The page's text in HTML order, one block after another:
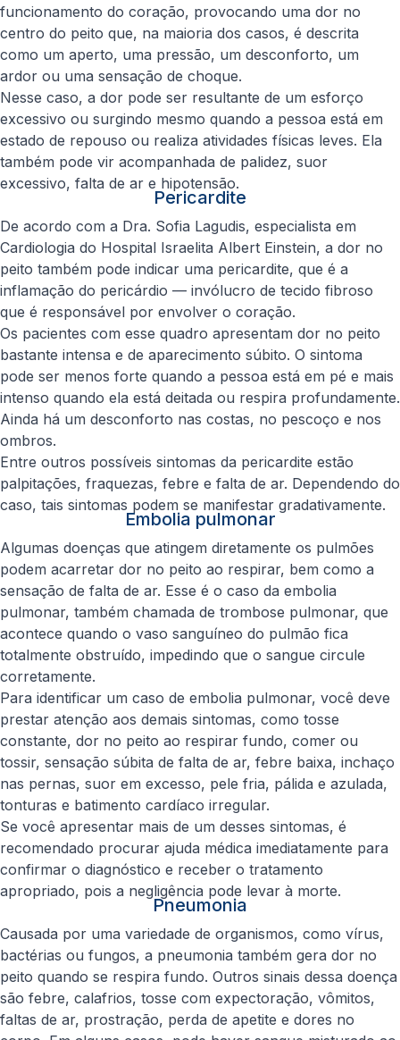
funcionamento do coração, provocando uma dor no
centro do peito que, na maioria dos casos, é descrita
como um aperto, uma pressão, um desconforto, um
ardor ou uma sensação de choque.
Nesse caso, a dor pode ser resultante de um esforço
excessivo ou surgindo mesmo quando a pessoa está em
estado de repouso ou realiza atividades físicas leves. Ela
também pode vir acompanhada de palidez, suor
excessivo, falta de ar e hipotensão.
Pericardite
De acordo com a Dra. Sofia Lagudis, especialista em
Cardiologia do Hospital Israelita Albert Einstein, a dor no
peito também pode indicar uma pericardite, que é a
inflamação do pericárdio — invólucro de tecido fibroso
que é responsável por envolver o coração.
Os pacientes com esse quadro apresentam dor no peito
bastante intensa e de aparecimento súbito. O sintoma
pode ser menos forte quando a pessoa está em pé e mais
intenso quando ela está deitada ou respira profundamente.
Ainda há um desconforto nas costas, no pescoço e nos
ombros.
Entre outros possíveis sintomas da pericardite estão
palpitações, fraquezas, febre e falta de ar. Dependendo do
caso, tais sintomas podem se manifestar gradativamente.
Embolia pulmonar
Algumas doenças que atingem diretamente os pulmões
podem acarretar dor no peito ao respirar, bem como a
sensação de falta de ar. Esse é o caso da embolia
pulmonar, também chamada de trombose pulmonar, que
acontece quando o vaso sanguíneo do pulmão fica
totalmente obstruído, impedindo que o sangue circule
corretamente.
Para identificar um caso de embolia pulmonar, você deve
prestar atenção aos demais sintomas, como tosse
constante, dor no peito ao respirar fundo, comer ou
tossir, sensação súbita de falta de ar, febre baixa, inchaço
nas pernas, suor em excesso, pele fria, pálida e azulada,
tonturas e batimento cardíaco irregular.
Se você apresentar mais de um desses sintomas, é
recomendado procurar ajuda médica imediatamente para
confirmar o diagnóstico e receber o tratamento
apropriado, pois a negligência pode levar à morte.
Pneumonia
Causada por uma variedade de organismos, como vírus,
bactérias ou fungos, a pneumonia também gera dor no
peito quando se respira fundo. Outros sinais dessa doença
são febre, calafrios, tosse com expectoração, vômitos,
faltas de ar, prostração, perda de apetite e dores no